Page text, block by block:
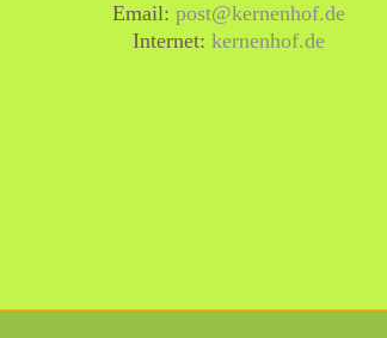
Email:post@kernenhof.de
Internet:kernenhof.de